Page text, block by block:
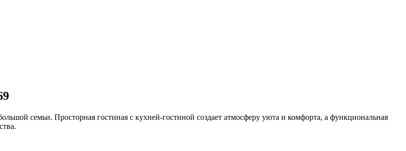
семьи. Просторная гостиная с кухней-гостиной создает атмосферу уюта и комфорта, а функциональная